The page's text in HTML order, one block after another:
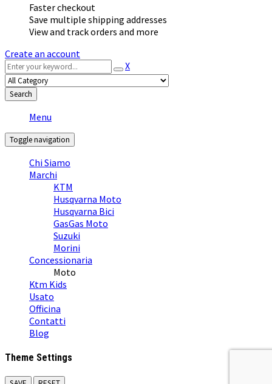
Faster checkout
Save multiple shipping addresses
View and track orders and more
Create an account
X
Search
Menu
Toggle navigation
Chi Siamo
Marchi
KTM
Husqvarna Moto
Husqvarna Bici
GasGas Moto
Suzuki
Morini
Concessionaria
Moto
Ktm Kids
Usato
Officina
Contatti
Blog
Theme Settings